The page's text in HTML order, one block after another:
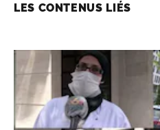
LES CONTENUS LIÉS